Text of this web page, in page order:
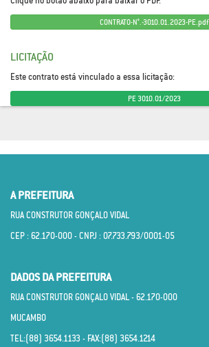
CONTRATO-N°.-3010.01.2023-PE.pdf
LICITAÇÃO
Este contrato está vinculado a essa licitação:
PE 3010.01/2023
A PREFEITURA
RUA CONSTRUTOR GONÇALO VIDAL
CEP : 62.170­-000 - CNPJ : 07.733.793/0001­-05
DADOS DA PREFEITURA
RUA CONSTRUTOR GONÇALO VIDAL - 62.170­-000
MUCAMBO
TEL:(88) 3654.1133 - FAX:(88) 3654.1214